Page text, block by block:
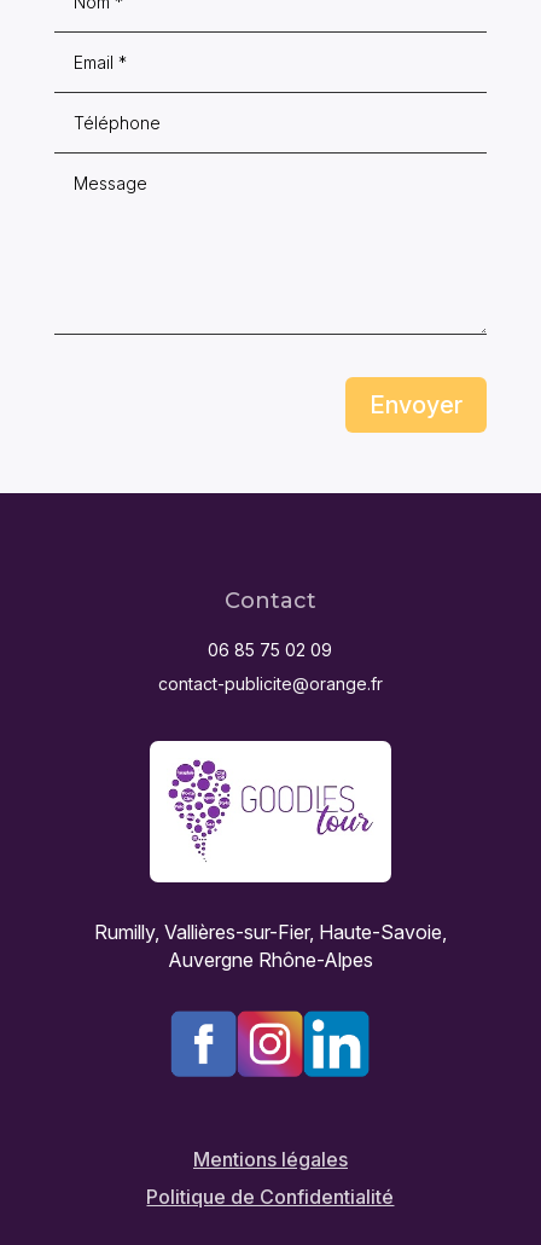
Envoyer
Contact
06 85 75 02 09
contact-publicite@orange.fr
Rumilly, Vallières-sur-Fier, Haute-Savoie,
Auvergne Rhône-Alpes
Mentions légales
Politique de Confidentialité